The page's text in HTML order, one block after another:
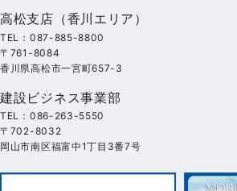
高松支店（香川エリア）
TEL：087-885-8800
〒761-8084
香川県高松市一宮町657-3
建設ビジネス事業部
TEL：086-263-5550
〒702-8032
岡山市南区福富中1丁目3番7号